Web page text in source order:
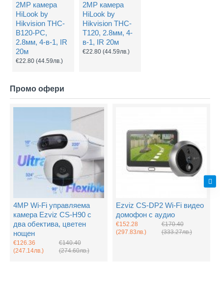
2MP камера
HiLook by
Hikvision THC-
B120-PC,
2.8мм, 4-в-1, IR
20м
€22.80 (44.59лв.)
2MP камера
HiLook by
Hikvision THC-
T120, 2.8мм, 4-
в-1, IR 20м
€22.80 (44.59лв.)
Промо офери
4MP Wi-Fi управляема
камера Ezviz CS-H90 с
два обектива, цветен
нощен
€126.36
(247.14лв.)
€140.40
(274.60лв.)
Ezviz CS-DP2 Wi-Fi видео
домофон с аудио
€152.28
(297.83лв.)
€170.40
(333.27лв.)